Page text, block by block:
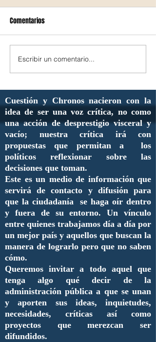
Comentarios
Escribir un comentario...
Cuestión y Chronos nacieron con la
idea de ser una voz crítica, no como
una acción de desprestigio visceral y
vacío; nuestra crítica irá con
propuestas que permitan a los
políticos reflexionar sobre las
decisiones que toman.
Este es un medio de información que
servirá de contacto y difusión para
que la ciudadanía se haga oír dentro
y fuera de su entorno. Un vínculo
entre quienes trabajamos día a día por
un mejor país y aquellos que buscan la
manera de lograrlo pero que no saben
cómo.
Queremos invitar a todo aquel que
tenga algo qué decir de la
administración pública a que se unan
y aporten sus ideas, inquietudes,
necesidades, críticas así como
proyectos que merezcan ser
difundidos.